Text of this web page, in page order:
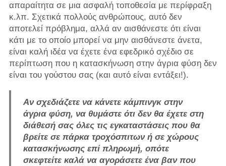
απαραίτητα σε μια ασφαλή τοποθεσία με περίφραξη
κ.λπ. Σχετικά πολλούς ανθρώπους, αυτό δεν
αποτελεί πρόβλημα, αλλά αν αισθάνεστε ότι είναι
κάτι με το οποίο μπορεί να μην αισθάνεστε άνετα,
είναι καλή ιδέα να έχετε ένα εφεδρικό σχέδιο σε
περίπτωση που η κατασκήνωση στην άγρια ​​φύση δεν
είναι του γούστου σας (και αυτό είναι εντάξει!).
Αν σχεδιάζετε να κάνετε κάμπινγκ στην
άγρια ​​φύση, να θυμάστε ότι δεν θα έχετε στη
διάθεσή σας όλες τις εγκαταστάσεις που θα
βρείτε σε πάρκα τροχόσπιτων ή σε χώρους
κατασκήνωσης επί πληρωμή, οπότε
σκεφτείτε καλά να αγοράσετε ένα βαν που